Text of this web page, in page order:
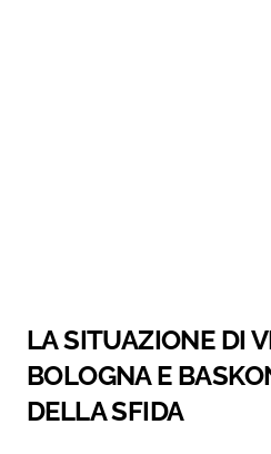
LA SITUAZIONE DI
BOLOGNA E
DELLA SFIDA